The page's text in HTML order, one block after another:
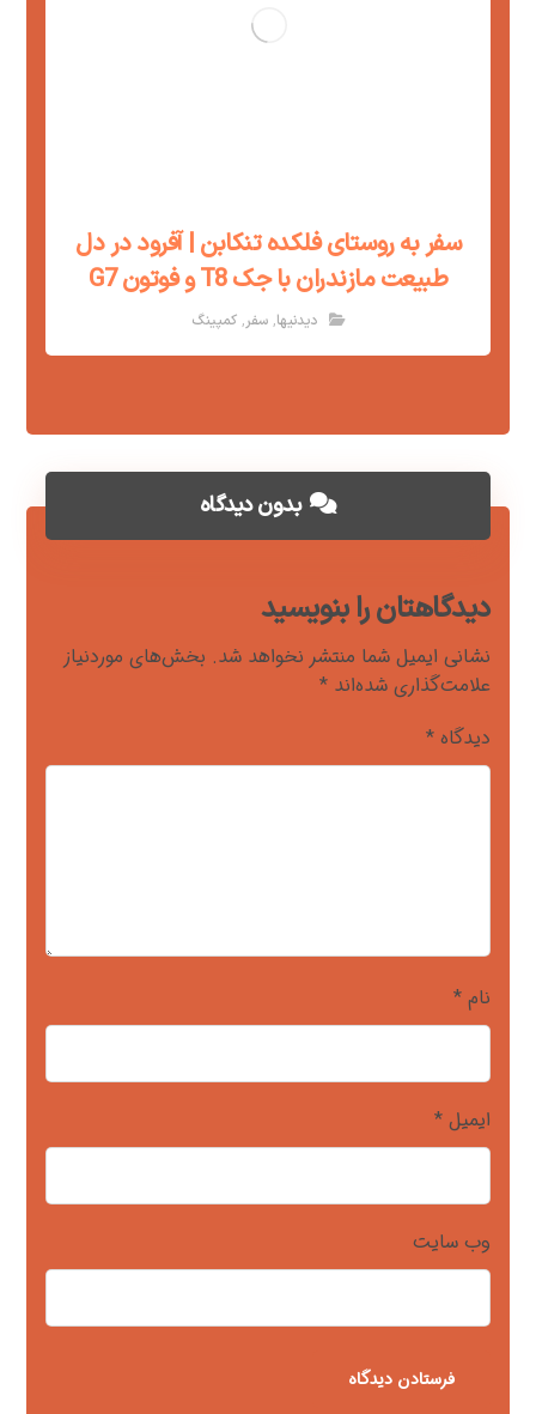
سفر به روستای فلکده تنکابن | آفرود در دل
طبیعت مازندران با جک T8 و فوتون G7
دیدنیها,سفر,کمپینگ
بدون دیدگاه
دیدگاهتان را بنویسید
نشانی ایمیل شما منتشر نخواهد شد. بخش‌های موردنیاز
علامت‌گذاری شده‌اند*
دیدگاه*
نام*
ایمیل*
وب‌ سایت